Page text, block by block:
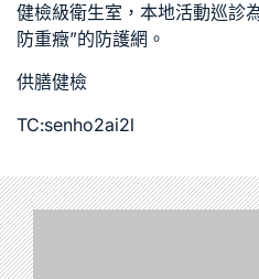
健檢級衛生室，本地活動巡診
防重癥”的防護網。
供膳健檢
TC:senho2ai2l